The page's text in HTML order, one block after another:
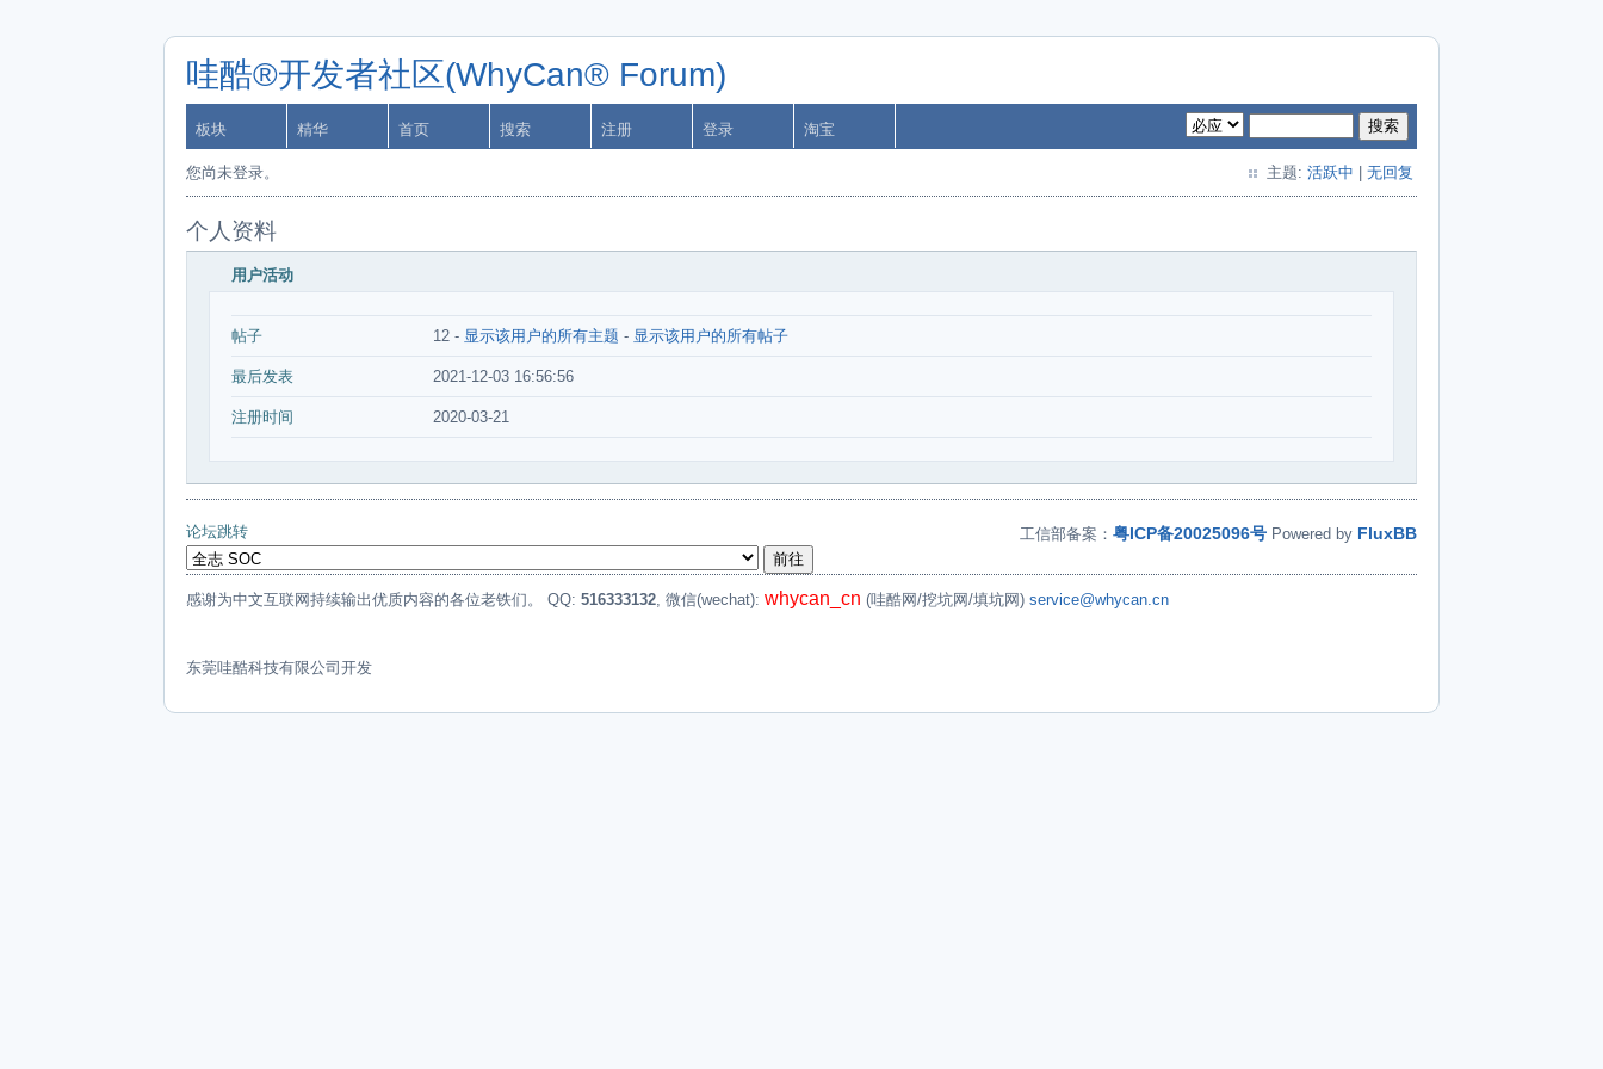
哇酷®开发者社区(WhyCan® Forum)
板块 精华 首页 搜索 注册 登录 淘宝 搜索
您尚未登录。 主题: 活跃中 无回复
个人资料
用户活动
帖子 12 - 显示该用户的所有主题 - 显示该用户的所有帖子
最后发表 2021-12-03 16:56:56
注册时间 2020-03-21
论坛跳转 工信部备案： 粤ICP备20025096号 Powered by FluxBB
感谢为中文互联网持续输出优质内容的各位老铁们。 QQ: 516333132, 微信(wechat): whycan_cn (哇酷网/挖坑网/填坑网) service@whycan.cn
东莞哇酷科技有限公司开发